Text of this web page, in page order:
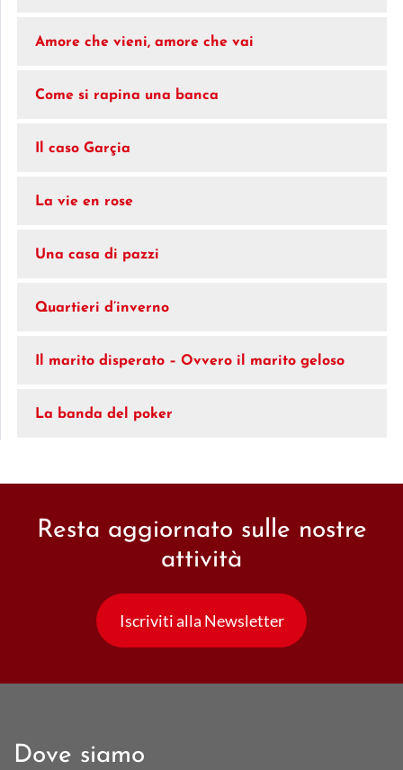
Amore che vieni, amore che vai
Come si rapina una banca
Il caso Garçia
La vie en rose
Una casa di pazzi
Quartieri d’inverno
Il marito disperato – Ovvero il marito geloso
La banda del poker
Resta aggiornato sulle nostre
attività
Iscriviti alla Newsletter
Dove siamo